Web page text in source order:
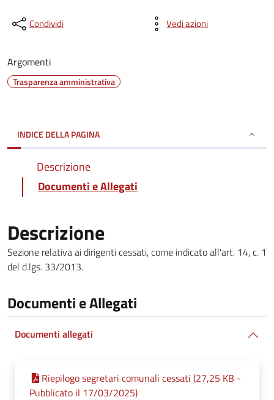
Condividi Vedi azioni
Argomenti
Trasparenza amministrativa
INDICE DELLA PAGINA
Descrizione
Documenti e Allegati
Descrizione
Sezione relativa ai dirigenti cessati, come indicato all'art. 14, c. 1
del d.lgs. 33/2013.
Documenti e Allegati
Documenti allegati
Riepilogo segretari comunali cessati (27,25 KB -
Pubblicato il 17/03/2025)